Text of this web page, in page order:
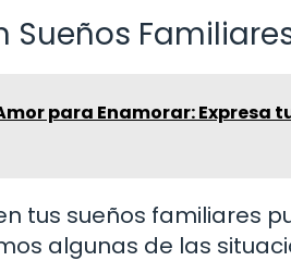
Sueños
para Enamorar: Expresa
tus sueños familiares
algunas de las